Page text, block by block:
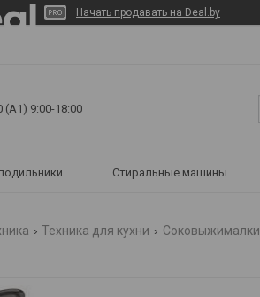
Начать продавать на Deal.by
(A1) 9:00-18:00
Стиральные машины
Техника для кухни Соковыжималки